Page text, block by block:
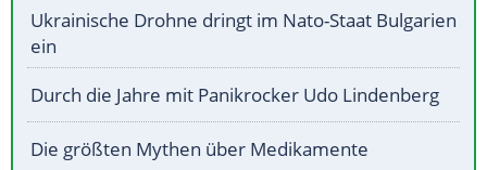
Ukrainische Drohne dringt im Nato-Staat Bulgarien
ein
Durch die Jahre mit Panikrocker Udo Lindenberg
Die größten Mythen über Medikamente